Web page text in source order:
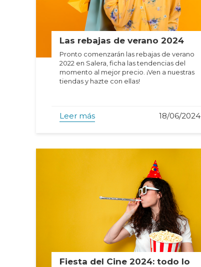
Las rebajas de verano 2024
Pronto comenzarán las rebajas de verano
2022 en Salera, ficha las tendencias del
momento al mejor precio. ¡Ven a nuestras
tiendas y hazte con ellas!
Leer más 18/06/2024
Fiesta del Cine 2024: todo lo